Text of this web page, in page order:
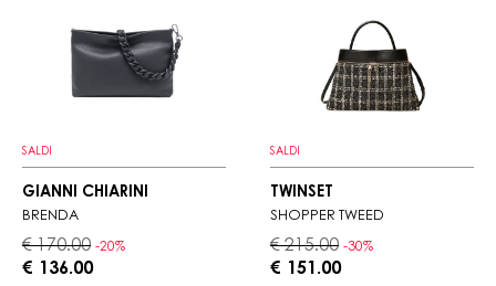
SALDI
GIANNI CHIARINI
BRENDA
€ 170.00 -20%
€ 136.00
SALDI
TWINSET
SHOPPER TWEED
€ 215.00 -30%
€ 151.00